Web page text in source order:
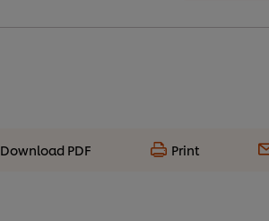
Download PDF Print